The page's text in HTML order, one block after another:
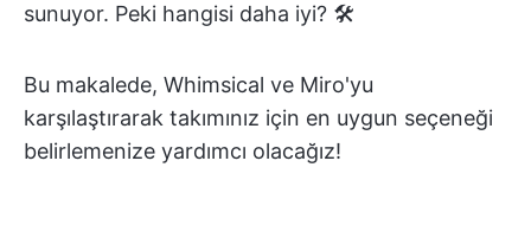
sunuyor. Peki hangisi daha iyi? 🛠️
Bu makalede, Whimsical ve Miro'yu
karşılaştırarak takımınız için en uygun seçeneği
belirlemenize yardımcı olacağız!